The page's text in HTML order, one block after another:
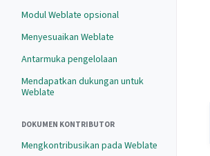
Modul Weblate opsional
Menyesuaikan Weblate
Antarmuka pengelolaan
Mendapatkan dukungan untuk
Weblate
DOKUMEN KONTRIBUTOR
Mengkontribusikan pada Weblate